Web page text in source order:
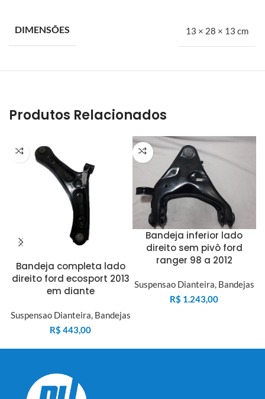
Tulipa lado direito copo maior ford focus 2.0 manual automatico
23 dentes 2003 a 2005
DIMENSÕES 13 × 28 × 13 cm
Produtos Relacionados
Bandeja completa lado
direito ford ecosport 2013
em diante
Suspensao Dianteira, Bandejas
R$ 443,00
Bandeja inferior lado
direito sem pivô ford
ranger 98 a 2012
Suspensao Dianteira, Bandejas
R$ 1.243,00